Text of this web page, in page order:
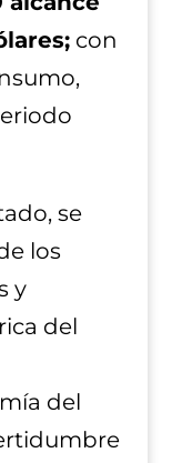
con
se
los
y
del
del